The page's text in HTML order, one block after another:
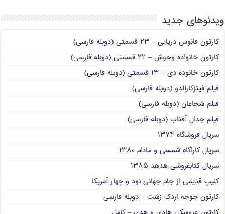
ویدئوهای جدید
کارتون فانوس دریایی – ۲۳ قسمتی (دوبله فارسی)
کارتون خانواده وحوش – ۲۲ قسمتی (دوبله فارسی)
کارتون خانوده دی – ۱۳ قسمتی (دوبله فارسی)
فیلم فیتزکارالدو (دوبله فارسی)
فیلم شجاعان (دوبله فارسی)
فیلم جدال آفتاب (دوبله فارسی)
سریال فروشگاه ۱۳۷۴
سریال کاراگاه شمسی و مادام ۱۳۸۰
سریال کتابفروشی هدهد ۱۳۸۵
کلیپ قدیمی از جام جهانی نود و چهار آمریکا
کارتون جوجه اردک زشت – دوبله فارسی